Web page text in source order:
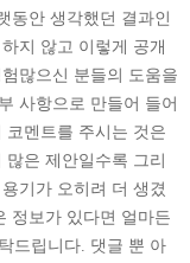
동안 생각했던 결과인
지 않고 이렇게 공개
많으신 분들의 도움을
사항으로 만들어 들어
코멘트를 주시는 것은
은 제안일수록 그리
기가 오히려 더 생겼
정보가 있다면 얼마든
드립니다. 댓글 뿐 아